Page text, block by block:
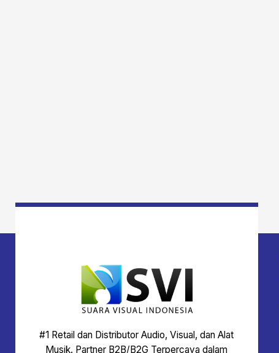
#1 Retail dan Distributor Audio, Visual, dan Alat
Musik. Partner B2B/B2G Terpercaya dalam